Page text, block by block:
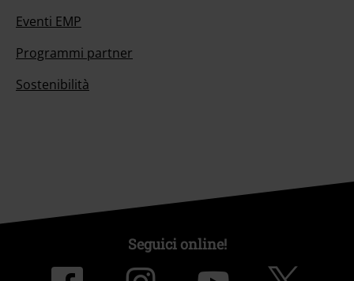
Eventi EMP
Programmi partner
Sostenibilità
Seguici online!